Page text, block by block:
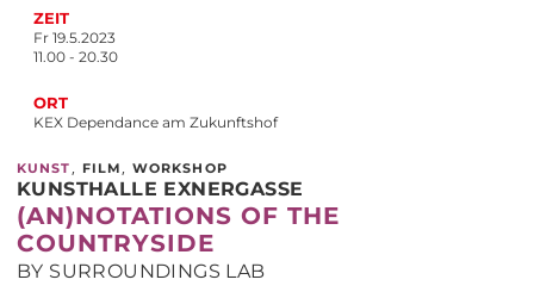
ZEIT
Fr 19.5.2023
11.00 - 20.30
ORT
KEX Dependance am Zukunftshof
KUNST , FILM , WORKSHOP
KUNSTHALLE EXNERGASSE
(AN)NOTATIONS OF THE
COUNTRYSIDE
BY SURROUNDINGS LAB